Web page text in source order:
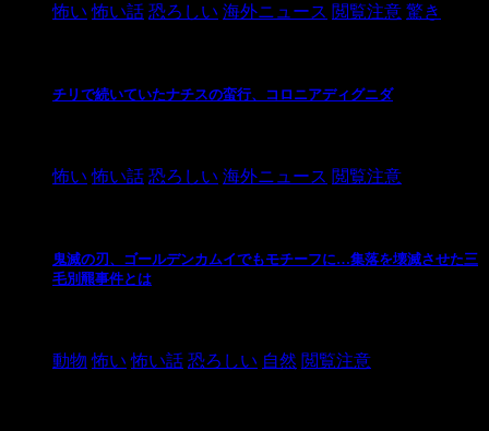
怖い 怖い話 恐ろしい 海外ニュース 閲覧注意 驚き
チリで続いていたナチスの蛮行、コロニアディグニダ
怖い 怖い話 恐ろしい 海外ニュース 閲覧注意
鬼滅の刃、ゴールデンカムイでもモチーフに…集落を壊滅させた三
毛別羆事件とは
動物 怖い 怖い話 恐ろしい 自然 閲覧注意